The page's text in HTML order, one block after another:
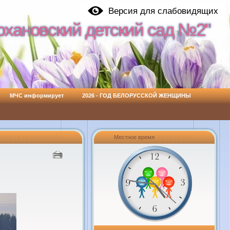
Версия для слабовидящих
детский сад №2"
детский сад №2"
МЧС информирует 2026 - ГОД БЕЛОРУССКОЙ ЖЕНЩИНЫ
Местное время